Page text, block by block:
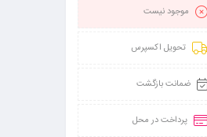
موجود نیست
تحویل اکسپرس
ضمانت بازگشت
پرداخت در محل